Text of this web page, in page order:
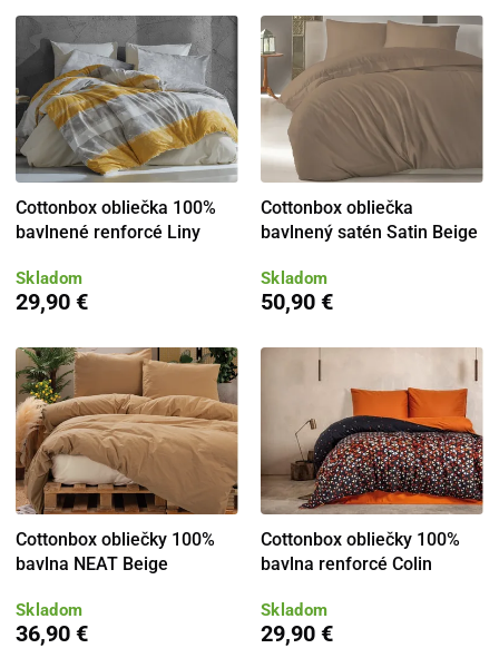
Cottonbox obliečka 100%
bavlnené renforcé Liny
Skladom
29,90 €
Cottonbox obliečka
bavlnený satén Satin Beige
Skladom
50,90 €
Cottonbox obliečky 100%
bavlna NEAT Beige
Skladom
36,90 €
Cottonbox obliečky 100%
bavlna renforcé Colin
Skladom
29,90 €